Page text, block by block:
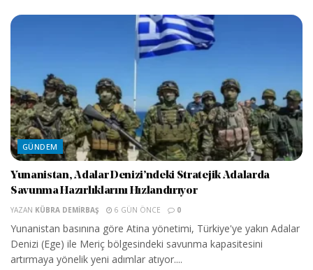
GÜNDEM
Yunanistan, Adalar Denizi’ndeki Stratejik Adalarda
Savunma Hazırlıklarını Hızlandırıyor
YAZAN KÜBRA DEMIRBAŞ 6 GÜN ÖNCE 0
Yunanistan basınına göre Atina yönetimi, Türkiye'ye yakın Adalar
Denizi (Ege) ile Meriç bölgesindeki savunma kapasitesini
artırmaya yönelik yeni adımlar atıyor....